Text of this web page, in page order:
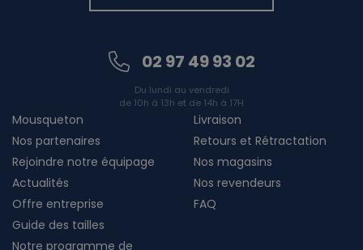
02 97 49 93 02
Du lundi au vendredi
de 10h à 13h et de 14h à 17H
Mousqueton
Nos partenaires
Rejoindre notre équipage
Actualités
Offre entreprise
Livraison
Retours et Rétractation
Nos magasins
Nos revendeurs
FAQ
Guide des tailles
Notre programme de